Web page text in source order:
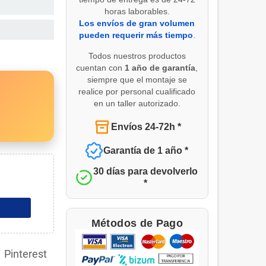
Pinterest
horas laborables.
Los envíos de gran volumen
pueden requerir más tiempo
Todos nuestros productos
cuentan con 1 año de garantía
siempre que el montaje se
realice por personal cualificado
en un taller autorizado.
Envíos 24-72h *
Garantía de 1 año *
30 días para devolverlo
*
Métodos de Pago